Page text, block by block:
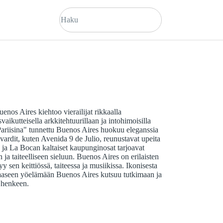
Aires kiehtoo vierailijat rikkaalla
arkkitehtuurillaan ja intohimoisilla
tunnettu Buenos Aires huokuu eleganssia
kuten Avenida 9 de Julio, reunustavat upeita
La Bocan kaltaiset kaupunginosat tarjoavat
taiteelliseen sieluun. Buenos Aires on erilaisten
sen keittiössä, taiteessa ja musiikissa. Ikonisesta
yöelämään Buenos Aires kutsuu tutkimaan ja